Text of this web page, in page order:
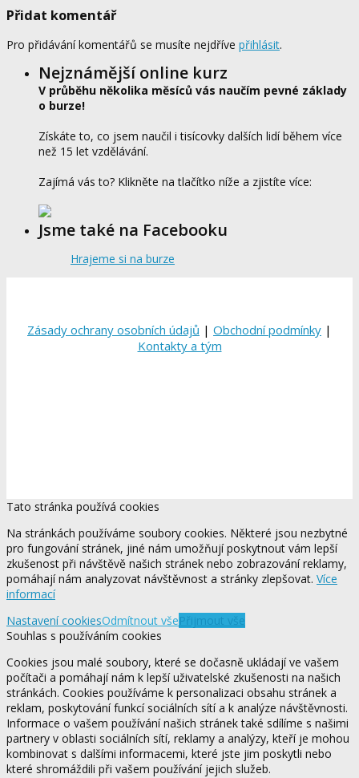
Přidat komentář
Pro přidávání komentářů se musíte nejdříve přihlásit.
Nejznámější online kurz
V průběhu několika měsíců vás naučím pevné základy
o burze!
Získáte to, co jsem naučil i tisícovky dalších lidí během více
než 15 let vzdělávání.
Zajímá vás to? Klikněte na tlačítko níže a zjistíte více:
Jsme také na Facebooku
Hrajeme si na burze
Zásady ochrany osobních údajů | Obchodní podmínky |
Kontakty a tým
Tato stránka používá cookies
Na stránkách používáme soubory cookies. Některé jsou nezbytné
pro fungování stránek, jiné nám umožňují poskytnout vám lepší
zkušenost při návštěvě našich stránek nebo zobrazování reklamy,
pomáhají nám analyzovat návštěvnost a stránky zlepšovat. Více
informací
Nastavení cookiesOdmítnout všePřijmout vše
Souhlas s používáním cookies
Cookies jsou malé soubory, které se dočasně ukládají ve vašem
počítači a pomáhají nám k lepší uživatelské zkušenosti na našich
stránkách. Cookies používáme k personalizaci obsahu stránek a
reklam, poskytování funkcí sociálních sítí a k analýze návštěvnosti.
Informace o vašem používání našich stránek také sdílíme s našimi
partnery v oblasti sociálních sítí, reklamy a analýzy, kteří je mohou
kombinovat s dalšími informacemi, které jste jim poskytli nebo
které shromáždili při vašem používání jejich služeb.